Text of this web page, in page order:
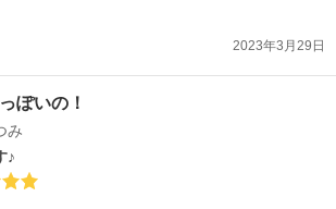
2023年3月29日
ぽいの！
み
♪